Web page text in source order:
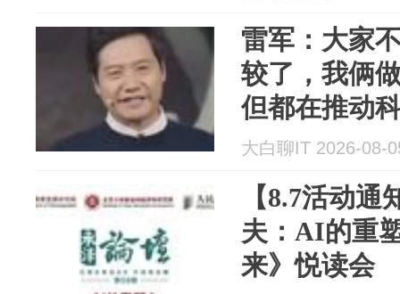
雷军：大家
较了，我俩
但都在推动
粉丝追星到
大白聊IT 2026-08-
【8.7活动
夫：AI的重
来》悦读会